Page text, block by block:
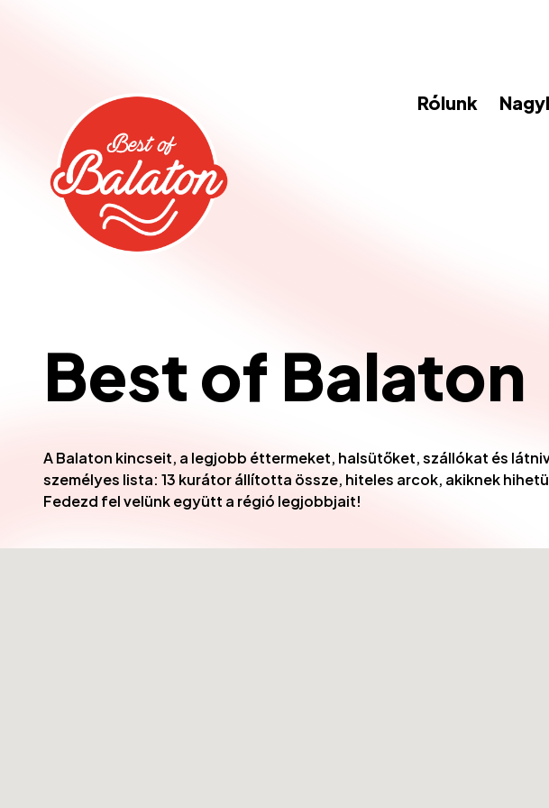
Rólunk
Best of Balaton
A Balaton kincseit, a legjobb éttermeket, halsütőket, szállókat és
személyes lista: 13 kurátor állította össze, hiteles arcok, akiknek
Fedezd fel velünk együtt a régió legjobbjait!